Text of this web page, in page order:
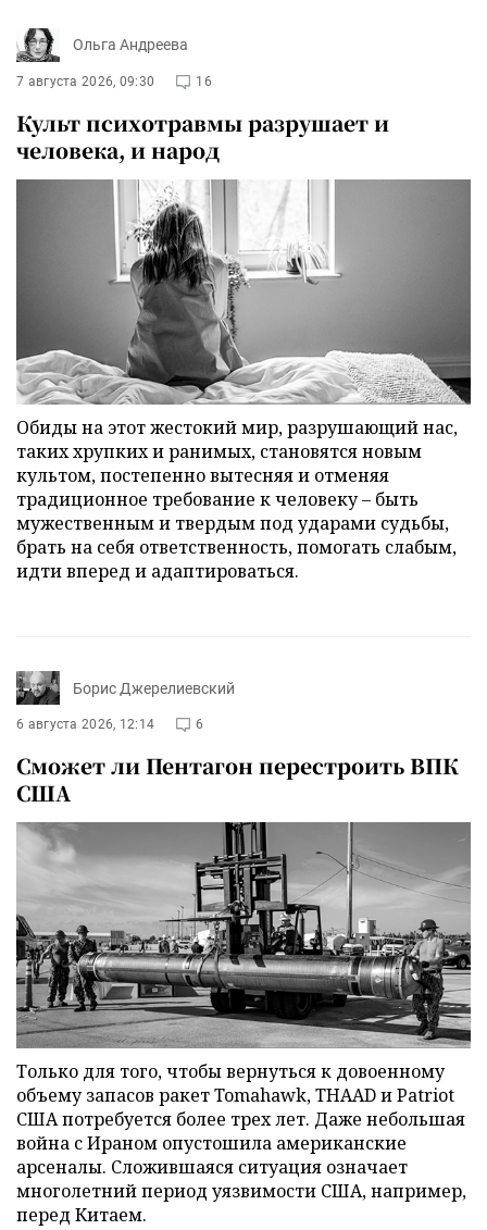
Ольга Андреева
7 августа 2026, 09:30 16
Культ психотравмы разрушает и
человека, и народ
Обиды на этот жестокий мир, разрушающий нас,
таких хрупких и ранимых, становятся новым
культом, постепенно вытесняя и отменяя
традиционное требование к человеку – быть
мужественным и твердым под ударами судьбы,
брать на себя ответственность, помогать слабым,
идти вперед и адаптироваться.
Борис Джерелиевский
6 августа 2026, 12:14 6
Сможет ли Пентагон перестроить ВПК
США
Только для того, чтобы вернуться к довоенному
объему запасов ракет Tomahawk, THAAD и Patriot
США потребуется более трех лет. Даже небольшая
война с Ираном опустошила американские
арсеналы. Сложившаяся ситуация означает
многолетний период уязвимости США, например,
перед Китаем.